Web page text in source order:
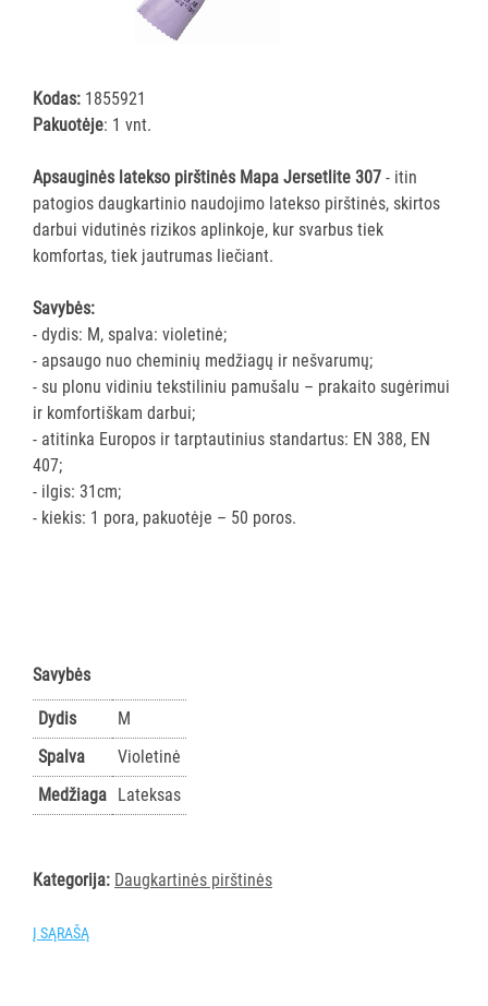
Visi
Nitrilinės
Vinilinės
pirštinės
Vitrilo
pirštinės
Polietileninės
pirštinės
Daugkartinės
pirštinės
GRINDŲ
VALYMO
ĮRANGA
SKALBIMO
KILIMĖLIAI
ASMENS
HIGIENOS
PRIEMONĖS
SLAUGOS
IR
Kodas: 1855921
Pakuotėje: 1 vnt.
Apsauginės latekso pirštinės Mapa Jersetlite 307 - itin
patogios daugkartinio naudojimo latekso pirštinės, skirtos
darbui vidutinės rizikos aplinkoje, kur svarbus tiek
komfortas, tiek jautrumas liečiant.
Savybės:
- dydis: M, spalva: violetinė;
- apsaugo nuo cheminių medžiagų ir nešvarumų;
- su plonu vidiniu tekstiliniu pamušalu – prakaito sugėrimui
ir komfortiškam darbui;
- atitinka Europos ir tarptautinius standartus: EN 388, EN
407;
- ilgis: 31cm;
- kiekis: 1 pora, pakuotėje – 50 poros.
Savybės
Dydis
M
Spalva
Violetinė
Medžiaga Lateksas
Kategorija: Daugkartinės pirštinės
Į SĄRAŠĄ